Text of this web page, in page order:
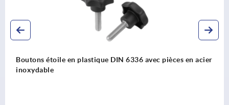
Bouchon à insert taraudé pour tube carré